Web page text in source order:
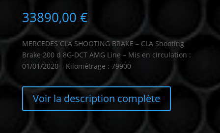
33890,00 €
MERCEDES CLA SHOOTING BRAKE – CLA Shooting
Brake 200 d 8G-DCT AMG Line – Mis en circulation :
01/01/2020 – Kilométrage : 79900
Voir la description complète